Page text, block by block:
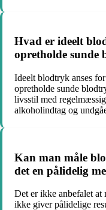
Hvad er ideelt
opretholde
Ideelt blodtryk anses
opretholde sunde
livsstil med
alkoholindtag og
Kan man måle
det en pålidelig
Det er ikke anbefalet at
ikke giver pålidelige